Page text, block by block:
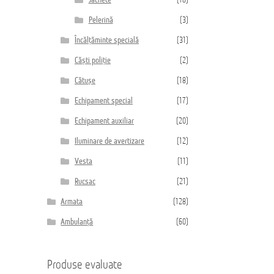
Pelerină (3)
Încălțăminte specială (31)
Căști poliție (2)
Cătușe (18)
Echipament special (17)
Echipament auxiliar (20)
Iluminare de avertizare (12)
Vesta
Rucsac (21)
Armata (128)
Ambulanță (60)
Produse evaluate